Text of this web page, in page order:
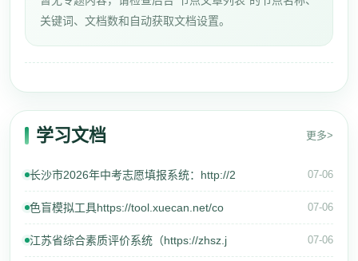
关键词、文档数和自动获取文档设置。
学习文档 更多>
长沙市2026年中考志愿填报系统：http://2 07-06
色盲模拟工具https://tool.xuecan.net/co 07-06
江苏省综合素质评价系统（https://zhsz.j 07-06